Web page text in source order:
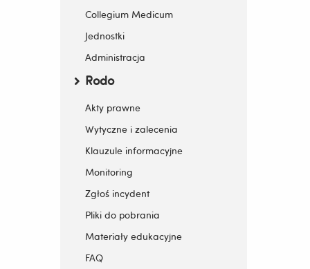
Collegium Medicum
Jednostki
Administracja
Rodo
Zwiń / rozwiń submenu
Akty prawne
Wytyczne i zalecenia
Klauzule informacyjne
Monitoring
Zgłoś incydent
Pliki do pobrania
Materiały edukacyjne
FAQ